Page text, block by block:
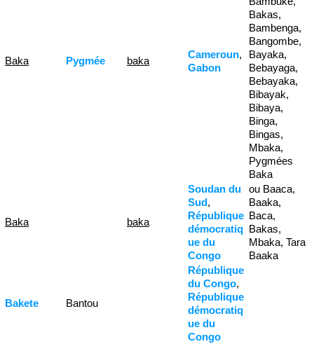
Baka Pygmée baka
Cameroun,
Gabon
Bakas,
Bambenga,
Bangombe,
Bayaka,
Bebayaga,
Bebayaka,
Bibayak,
Bibaya,
Binga,
Bingas,
Mbaka,
Pygmées
Baka
Baka baka
Soudan du
Sud,
République
démocratiq
ue du
Congo
ou Baaca,
Baaka,
Baca,
Bakas,
Mbaka, Tara
Baaka
Bakete Bantou
République
du Congo,
République
démocratiq
ue du
Congo